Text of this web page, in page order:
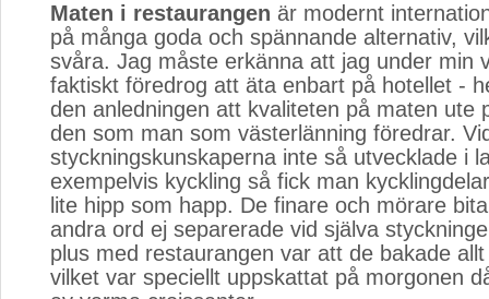
Maten i restaurangen är modernt
på många goda och spännande alternativ,
svåra. Jag måste erkänna att jag under min
faktiskt föredrog att äta enbart på hotellet -
den anledningen att kvaliteten på maten ute
den som man som västerlänning föredrar.
styckningskunskaperna inte så utvecklade i
exempelvis kyckling så fick man
lite hipp som happ. De finare och mörare
andra ord ej separerade vid själva
plus med restaurangen var att de bakade
vilket var speciellt uppskattat på morgonen